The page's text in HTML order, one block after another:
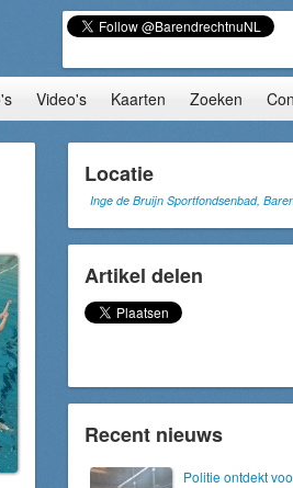
Video's Kaarten Zoeken
Locatie
Inge de Bruijn Sportfondsenbad,
Artikel delen
Recent nieuws
Politie ontdekt